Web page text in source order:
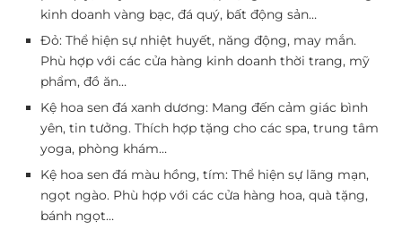
kinh doanh vàng bạc, đá quý, bất động sản…
Đỏ: Thể hiện sự nhiệt huyết, năng động, may mắn.
Phù hợp với các cửa hàng kinh doanh thời trang, mỹ
phẩm, đồ ăn…
Kệ hoa sen đá xanh dương: Mang đến cảm giác bình
yên, tin tưởng. Thích hợp tặng cho các spa, trung tâm
yoga, phòng khám…
Kệ hoa sen đá màu hồng, tím: Thể hiện sự lãng mạn,
ngọt ngào. Phù hợp với các cửa hàng hoa, quà tặng,
bánh ngọt…